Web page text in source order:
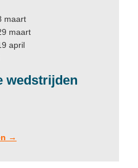
maart
maart
april
wedstrijden
→